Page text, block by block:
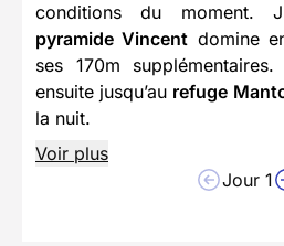
conditions du moment.
pyramide Vincent domine
ses 170m
ensuite jusqu’au refuge
la nuit.
Voir plus
Jour 1